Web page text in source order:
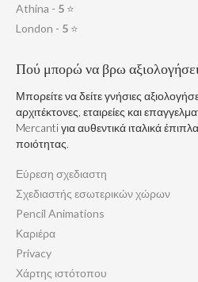
Athina - 5 ⭐
London - 5 ⭐
Πού μπορώ να βρω
Μπορείτε να δείτε γνήσιες
αρχιτέκτονες, εταιρείες και
Mercanti για αυθεντικά ιταλικά
ποιότητας.
Εύρεση σχεδιαστη
Σχεδιαστής εσωτερικών χώρων
Pencil Animations
Καριέρα
Privacy
Χάρτης ιστότοπου